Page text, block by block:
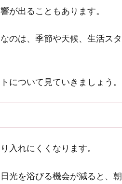
が出ることもあります。
のは、季節や天候、生活スタ
について見ていきましょう。
入れにくくなります。
光を浴びる機会が減ると、朝